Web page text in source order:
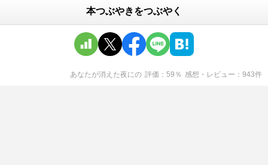
本つぶやきをつぶやく
あなたが消えた夜にの 評価 59 ％ 感想・レビュー 943件